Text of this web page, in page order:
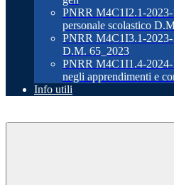
PNRR M4C1I2.1-2023-
personale scolastico
PNRR M4C1I3.1-
D.M. 65_2023
PNRR M4C1I1.4-
negli apprendimenti e
Info utili